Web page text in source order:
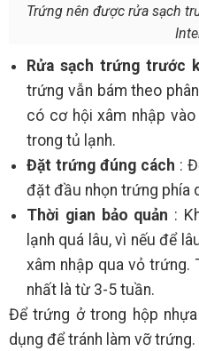
Trứng nên được rửa sạch
Rửa sạch trứng trước
trứng vẫn bám theo
có cơ hội xâm nhập
trong tủ lạnh.
Đặt trứng đúng cách :
đặt đầu nhọn trứng phía
Thời gian bảo quản :
lạnh quá lâu, vì nếu để
xâm nhập qua vỏ trứng.
nhất là từ 3-5 tuần.
Để trứng ở trong hộp
dụng để tránh làm vỡ trứng.